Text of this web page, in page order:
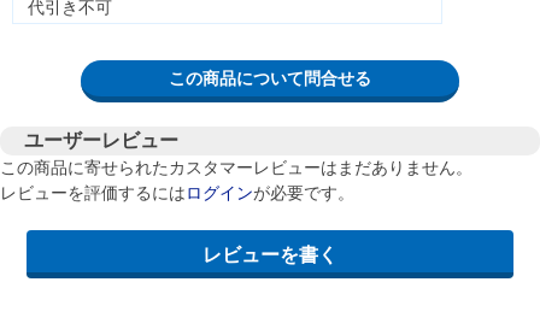
代引き不可
この商品について問合せる
ユーザーレビュー
この商品に寄せられたカスタマーレビューはまだありません。
レビューを評価するにはログインが必要です。